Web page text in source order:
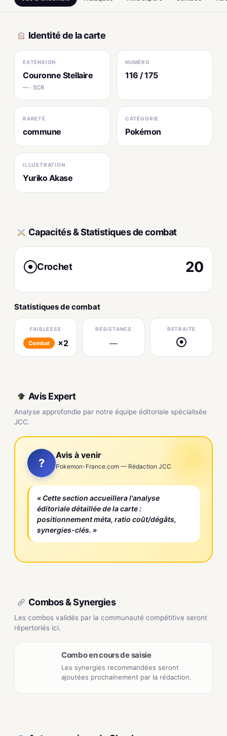
Identité de la carte
EXTENSION
Couronne Stellaire
— · SCR
NUMÉRO
116 / 175
RARETÉ
commune
CATÉGORIE
Pokémon
ILLUSTRATION
Yuriko Akase
Capacités & Statistiques de combat
● Crochet 20
Statistiques de combat
FAIBLESSE
Combat ×2
RÉSISTANCE
—
RETRAITE
●
Avis Expert
Analyse approfondie par notre équipe éditoriale spécialisée
JCC.
?
Avis à venir
Pokemon-France.com — Rédaction JCC
« Cette section accueillera l'analyse
éditoriale détaillée de la carte :
positionnement méta, ratio coût/dégâts,
synergies-clés. »
Combos & Synergies
Les combos validés par la communauté compétitive seront
répertoriés ici.
Combo en cours de saisie
Les synergies recommandées seront
ajoutées prochainement par la rédaction.